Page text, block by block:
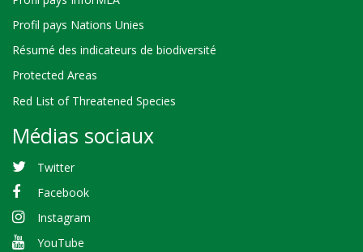
Profil pays Nations Unies
Résumé des indicateurs de biodiversité
Protected Areas
Red List of Threatened Species
Médias sociaux
Twitter
Facebook
Instagram
YouTube